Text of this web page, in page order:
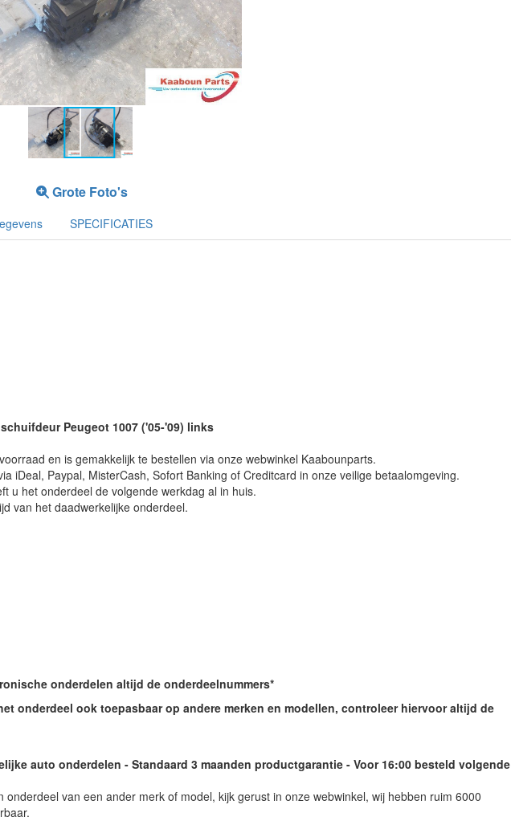
Grote Foto's
SPECIFICATIES
Peugeot 1007 ('05-'09) links
en is gemakkelijk te bestellen via onze webwinkel Kaabounparts.
iDeal, Paypal, MisterCash, Sofort Banking of Creditcard in onze veilige betaalomgeving.
u het onderdeel de volgende werkdag al in huis.
van het daadwerkelijke onderdeel.
onderdelen altijd de onderdeelnummers*
onderdeel ook toepasbaar op andere merken en modellen, controleer hiervoor altijd de
auto onderdelen - Standaard 3 maanden productgarantie - Voor 16:00 besteld volgende
onderdeel van een ander merk of model, kijk gerust in onze webwinkel, wij hebben ruim 6000